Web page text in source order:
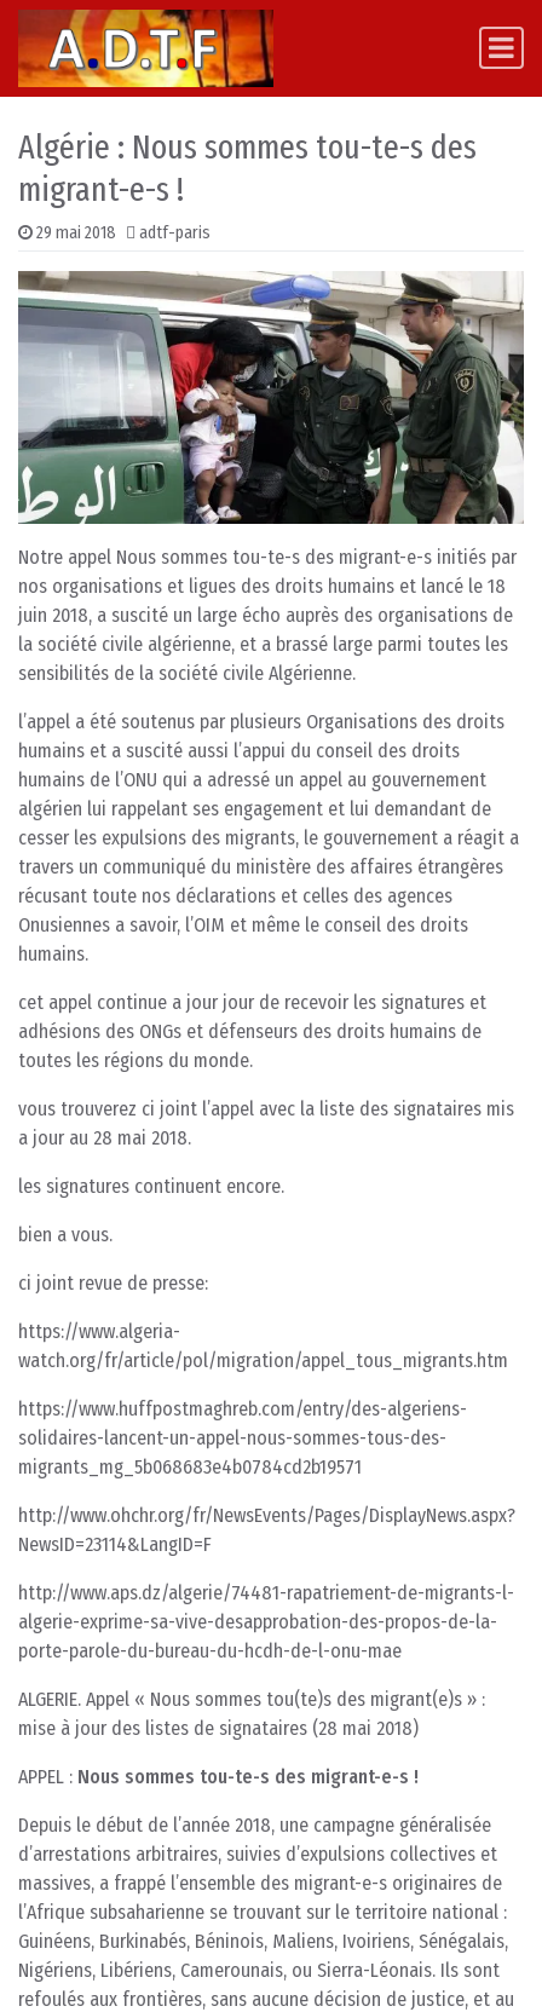
Skip to content
Main Navigation
Algérie : Nous sommes tou-te-s des
migrant-e-s !
29 mai 2018 adtf-paris
Notre appel Nous sommes tou-te-s des migrant-e-s initiés par
nos organisations et ligues des droits humains et lancé le 18
juin 2018, a suscité un large écho auprès des organisations de
la société civile algérienne, et a brassé large parmi toutes les
sensibilités de la société civile Algérienne.
l’appel a été soutenus par plusieurs Organisations des droits
humains et a suscité aussi l’appui du conseil des droits
humains de l’ONU qui a adressé un appel au gouvernement
algérien lui rappelant ses engagement et lui demandant de
cesser les expulsions des migrants, le gouvernement a réagit a
travers un communiqué du ministère des affaires étrangères
récusant toute nos déclarations et celles des agences
Onusiennes a savoir, l’OIM et même le conseil des droits
humains.
cet appel continue a jour jour de recevoir les signatures et
adhésions des ONGs et défenseurs des droits humains de
toutes les régions du monde.
vous trouverez ci joint l’appel avec la liste des signataires mis
a jour au 28 mai 2018.
les signatures continuent encore.
bien a vous.
ci joint revue de presse:
https://www.algeria-
watch.org/fr/article/pol/migration/appel_tous_migrants.htm
https://www.huffpostmaghreb.com/entry/des-algeriens-
solidaires-lancent-un-appel-nous-sommes-tous-des-
migrants_mg_5b068683e4b0784cd2b19571
http://www.ohchr.org/fr/NewsEvents/Pages/DisplayNews.aspx?
NewsID=23114&LangID=F
http://www.aps.dz/algerie/74481-rapatriement-de-migrants-l-
algerie-exprime-sa-vive-desapprobation-des-propos-de-la-
porte-parole-du-bureau-du-hcdh-de-l-onu-mae
ALGERIE. Appel « Nous sommes tou(te)s des migrant(e)s » :
mise à jour des listes de signataires (28 mai 2018)
APPEL : Nous sommes tou-te-s des migrant-e-s !
Depuis le début de l’année 2018, une campagne généralisée
d’arrestations arbitraires, suivies d’expulsions collectives et
massives, a frappé l’ensemble des migrant-e-s originaires de
l’Afrique subsaharienne se trouvant sur le territoire national :
Guinéens, Burkinabés, Béninois, Maliens, Ivoiriens, Sénégalais,
Nigériens, Libériens, Camerounais, ou Sierra-Léonais. Ils sont
refoulés aux frontières, sans aucune décision de justice, et au